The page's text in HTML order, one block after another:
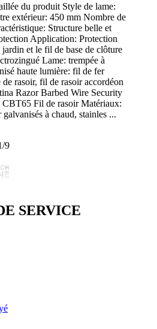
du produit Style de lame:
extérieur: 450 mm Nombre de
Structure belle et
Application: Protection
et le fil de base de clôture
Lame: trempée à
haute lumière: fil de fer
de rasoir, fil de rasoir accordéon
Razor Barbed Wire Security
CBT65 Fil de rasoir Matériaux:
à chaud, stainles ...
9
SERVICE